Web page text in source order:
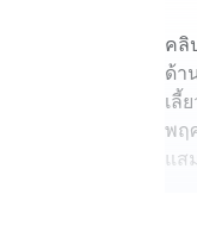
คลิ
ด้า
เลี้
พฤ
แส
ค